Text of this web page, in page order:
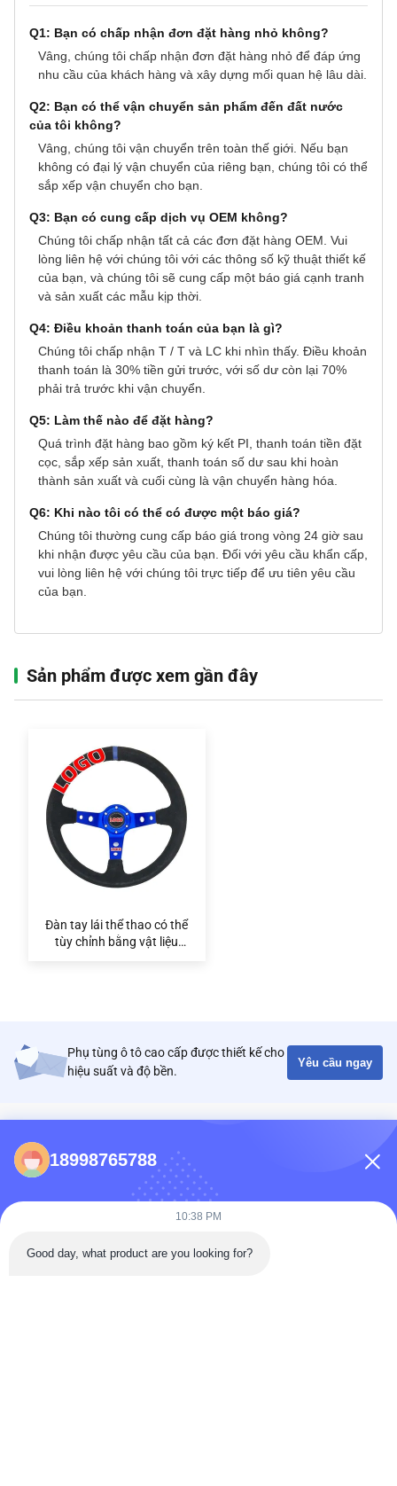
Q1: Bạn có chấp nhận đơn đặt hàng nhỏ không?
Vâng, chúng tôi chấp nhận đơn đặt hàng nhỏ để đáp ứng
nhu cầu của khách hàng và xây dựng mối quan hệ lâu dài.
Q2: Bạn có thể vận chuyển sản phẩm đến đất nước
của tôi không?
Vâng, chúng tôi vận chuyển trên toàn thế giới. Nếu bạn
không có đại lý vận chuyển của riêng bạn, chúng tôi có thể
sắp xếp vận chuyển cho bạn.
Q3: Bạn có cung cấp dịch vụ OEM không?
Chúng tôi chấp nhận tất cả các đơn đặt hàng OEM. Vui
lòng liên hệ với chúng tôi với các thông số kỹ thuật thiết kế
của bạn, và chúng tôi sẽ cung cấp một báo giá cạnh tranh
và sản xuất các mẫu kịp thời.
Q4: Điều khoản thanh toán của bạn là gì?
Chúng tôi chấp nhận T / T và LC khi nhìn thấy. Điều khoản
thanh toán là 30% tiền gửi trước, với số dư còn lại 70%
phải trả trước khi vận chuyển.
Q5: Làm thế nào để đặt hàng?
Quá trình đặt hàng bao gồm ký kết PI, thanh toán tiền đặt
cọc, sắp xếp sản xuất, thanh toán số dư sau khi hoàn
thành sản xuất và cuối cùng là vận chuyển hàng hóa.
Q6: Khi nào tôi có thể có được một báo giá?
Chúng tôi thường cung cấp báo giá trong vòng 24 giờ sau
khi nhận được yêu cầu của bạn. Đối với yêu cầu khẩn cấp,
vui lòng liên hệ với chúng tôi trực tiếp để ưu tiên yêu cầu
của bạn.
Sản phẩm được xem gần đây‌
Đàn tay lái thể thao có thể
tùy chỉnh bằng vật liệu
Phụ tùng ô tô cao cấp được thiết kế cho
hiệu suất và độ bền.
Yêu cầu ngay
86-0731-198823123-11
Puooedr@maoyt.com
18998765788
10:38 PM
Good day, what product are you looking for?